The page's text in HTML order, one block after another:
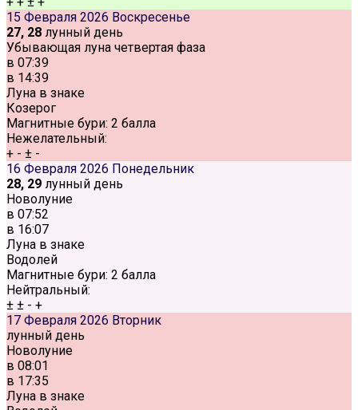
15 Февраля 2026 Воскресенье
27, 28 лунный день
Убывающая луна четвертая фаза
в 07:39
в 14:39
Луна в знаке
Козерог
Магнитные бури: 2 балла
Нежелательный:
+ - ± -
16 Февраля 2026 Понедельник
28, 29 лунный день
Новолуние
в 07:52
в 16:07
Луна в знаке
Водолей
Магнитные бури: 2 балла
Нейтральный:
± ± - +
17 Февраля 2026 Вторник
лунный день
Новолуние
в 08:01
в 17:35
Луна в знаке